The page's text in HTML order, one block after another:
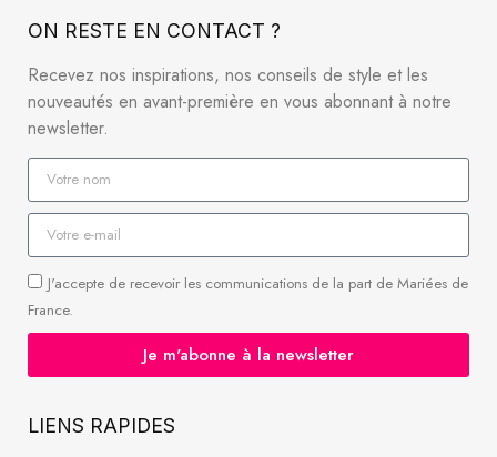
LIENS RAPIDES
ON RESTE EN CONTACT ?
Recevez nos inspirations, nos conseils de style et les
nouveautés en avant-première en vous abonnant à notre
newsletter.
J'accepte de recevoir les communications de la part de Mariées de
France.
Je m'abonne à la newsletter